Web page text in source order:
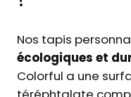
Nos tapis
écologiques et
Colorful a une